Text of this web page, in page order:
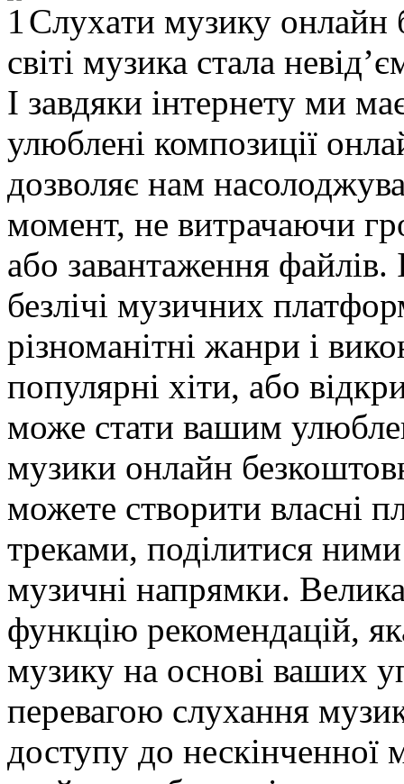
Слуxaти музику
світі музика стала
І завдяки інтернету ми
улюблені композиції
дозволяє нам
момент, не витрачаючи
або завантаження файлів.
безлічі музичних
різноманітні жанри і
популярні хіти, або
може стати вашим
музики онлайн
можете створити власні
треками, поділитися
музичні напрямки. Велика
функцію рекомендацій,
музику на основі ваших
перевагою слухання
доступу до нескінченної